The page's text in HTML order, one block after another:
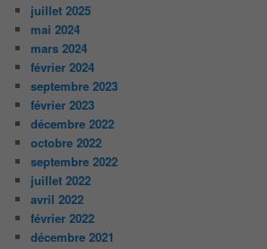
juillet 2025
mai 2024
mars 2024
février 2024
septembre 2023
février 2023
décembre 2022
octobre 2022
septembre 2022
juillet 2022
avril 2022
février 2022
décembre 2021